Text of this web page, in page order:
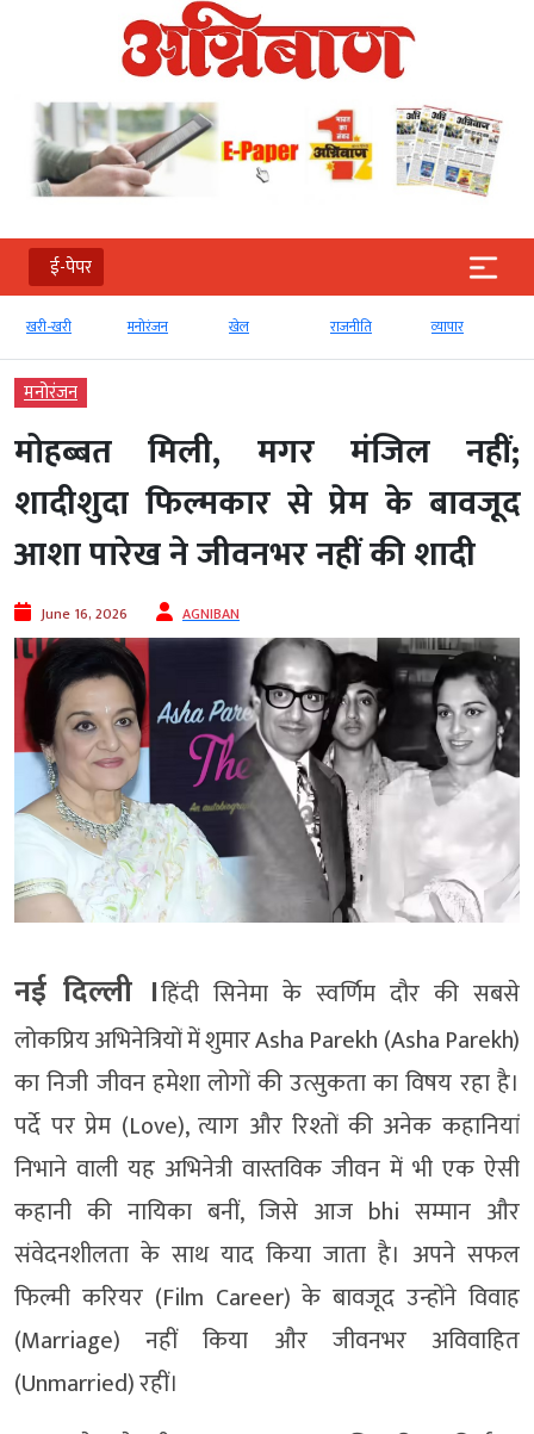
ई-पेपर
मनोरंजन
मनोरंजन
मोहब्बत मिली, मगर मंजिल नहीं;
शादीशुदा फिल्मकार से प्रेम के बावजूद
आशा पारेख ने जीवनभर नहीं की शादी
June 16, 2026 AGNIBAN
नई दिल्ली ।हिंदी सिनेमा के स्वर्णिम दौर की सबसे
लोकप्रिय अभिनेत्रियों में शुमार Asha Parekh (Asha Parekh)
का निजी जीवन हमेशा लोगों की उत्सुकता का विषय रहा है।
पर्दे पर प्रेम (Love), त्याग और रिश्तों की अनेक कहानियां
निभाने वाली यह अभिनेत्री वास्तविक जीवन में भी एक ऐसी
कहानी की नायिका बनीं, जिसे आज bhi सम्मान और
संवेदनशीलता के साथ याद किया जाता है। अपने सफल
फिल्मी करियर (Film Career) के बावजूद उन्होंने विवाह
(Marriage) नहीं किया और जीवनभर अविवाहित
(Unmarried) रहीं।